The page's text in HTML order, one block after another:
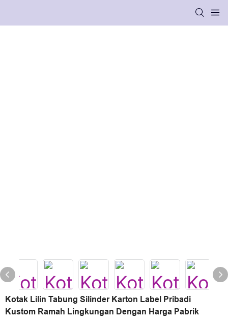
Kotak Lilin Tabung Silinder Karton Label Pribadi
Kustom Ramah Lingkungan Dengan Harga Pabrik